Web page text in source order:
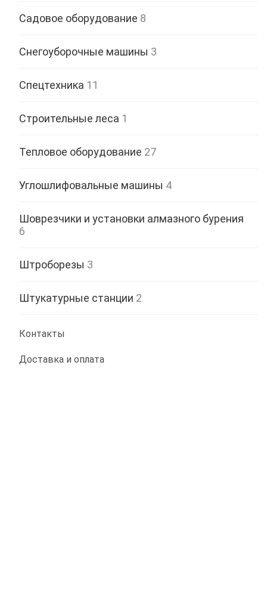
Садовое оборудование 8
Снегоуборочные машины 3
Спецтехника 11
Строительные леса 1
Тепловое оборудование 27
Углошлифовальные машины 4
Шоврезчики и установки алмазного бурения
6
Штроборезы 3
Штукатурные станции 2
Контакты
Доставка и оплата